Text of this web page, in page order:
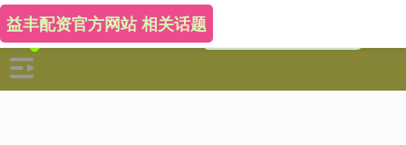
益丰配资官方网站 相关话题